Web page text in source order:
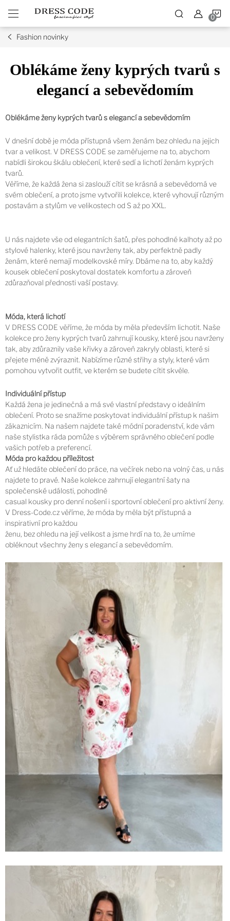
obsah
Fashion novinky
Oblékáme ženy kyprých tvarů s
elegancí a sebevědomím
Oblékáme ženy kyprých tvarů s elegancí a sebevědomím
V dnešní době je móda přístupná všem ženám bez ohledu na jejich
tvar a velikost. V DRESS CODE se zaměřujeme na to, abychom
nabídli širokou škálu oblečení, které sedí a lichotí ženám kyprých
tvarů.
Věříme, že každá žena si zaslouží cítit se krásná a sebevědomá ve
svém oblečení, a proto jsme vytvořili kolekce, které vyhovují různým
postavám a stylům ve velikostech od S až po XXL.
U nás najdete vše od elegantních šatů, přes pohodlné kalhoty až po
stylové halenky, které jsou navrženy tak, aby perfektně padly
ženám, které nemají modelkovské míry. Dbáme na to, aby každý
kousek oblečení poskytoval dostatek komfortu a zároveň
zdůrazňoval přednosti vaší postavy.
Móda, která lichotí
V DRESS CODE věříme, že móda by měla především lichotit. Naše
kolekce pro ženy kyprých tvarů zahrnují kousky, které jsou navrženy
tak, aby zdůraznily vaše křivky a zároveň zakryly oblasti, které si
přejete méně zvýraznit. Nabízíme různé střihy a styly, které vám
pomohou vytvořit outfit, ve kterém se budete cítit skvěle.
Individuální přístup
Každá žena je jedinečná a má své vlastní představy o ideálním
oblečení. Proto se snažíme poskytovat individuální přístup k našim
zákaznicím. Na našem najdete také módní poradenství, kde vám
naše stylistka ráda pomůže s výběrem správného oblečení podle
vašich potřeb a preferencí.
Móda pro každou příležitost
Ať už hledáte oblečení do práce, na večírek nebo na volný čas, u nás
najdete to pravé. Naše kolekce zahrnují elegantní šaty na
společenské události, pohodlné
casual kousky pro denní nošení i sportovní oblečení pro aktivní ženy.
V Dress-Code.cz věříme, že móda by měla být přístupná a
inspirativní pro každou
ženu, bez ohledu na její velikost a jsme hrdí na to, že umíme
obléknout všechny ženy s elegancí a sebevědomím.